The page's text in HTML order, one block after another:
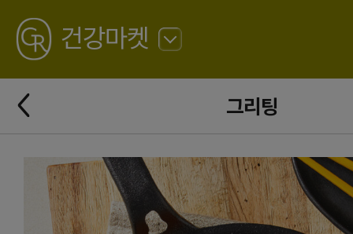
GREATING
건강마켓
로
그리팅
뒤
로
가